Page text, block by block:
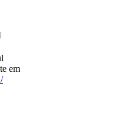
em